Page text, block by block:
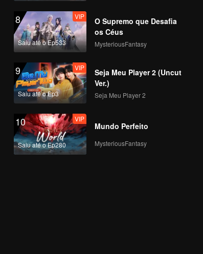
8
Saiu até o Ep533
VIP
O Supremo que Desafia
os Céus
MysteriousFantasy
9
Saiu até o Ep3
VIP
Seja Meu Player 2 (Uncut
Ver.)
Seja Meu Player 2
10
Saiu até o Ep280
VIP
Mundo Perfeito
MysteriousFantasy